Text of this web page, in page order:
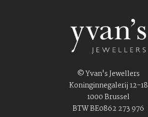
© Yvan's Jewellers
Koninginnegalerij 12-18
1000 Brussel
BTW BE0862 273 976